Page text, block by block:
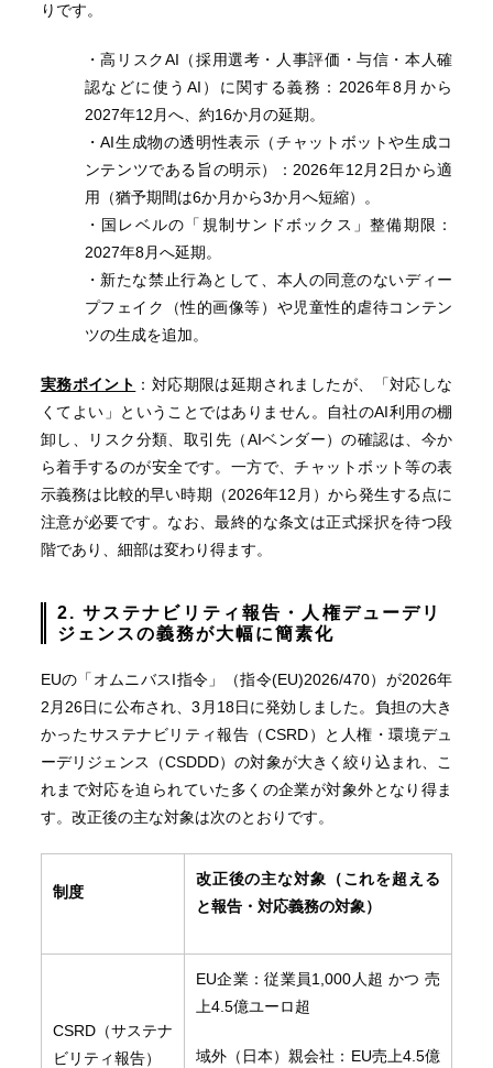
りです。
・高リスクAI（採用選考・人事評価・与信・本人確
認などに使うAI）に関する義務：2026年8月から
2027年12月へ、約16か月の延期。
・AI生成物の透明性表示（チャットボットや生成コ
ンテンツである旨の明示）：2026年12月2日から適
用（猶予期間は6か月から3か月へ短縮）。
・国レベルの「規制サンドボックス」整備期限：
2027年8月へ延期。
・新たな禁止行為として、本人の同意のないディー
プフェイク（性的画像等）や児童性的虐待コンテン
ツの生成を追加。
実務ポイント ：対応期限は延期されましたが、「対応しな
くてよい」ということではありません。自社のAI利用の棚
卸し、リスク分類、取引先（AIベンダー）の確認は、今か
ら着手するのが安全です。一方で、チャットボット等の表
示義務は比較的早い時期（2026年12月）から発生する点に
注意が必要です。なお、最終的な条文は正式採択を待つ段
階であり、細部は変わり得ます。
2. サステナビリティ報告・人権デューデリ
ジェンスの義務が大幅に簡素化
EUの「オムニバスI指令」（指令(EU)2026/470）が2026年
2月26日に公布され、3月18日に発効しました。負担の大き
かったサステナビリティ報告（CSRD）と人権・環境デュ
ーデリジェンス（CSDDD）の対象が大きく絞り込まれ、こ
れまで対応を迫られていた多くの企業が対象外となり得ま
す。改正後の主な対象は次のとおりです。
制度
改正後の主な対象（これを超える
と報告・対応義務の対象）
CSRD（サステナ
ビリティ報告）
EU企業：従業員1,000人超 かつ 売
上4.5億ユーロ超
域外（日本）親会社：EU売上4.5億